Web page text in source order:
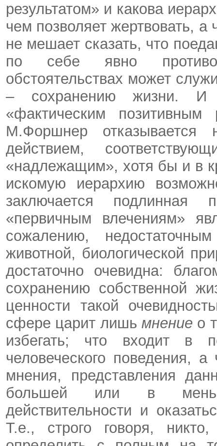
результатом» и какова
чем позволяет жертвовать,
не мешает сказать, что
по себе явно
обстоятельствах может
– сохранению жизни. И
«фактическим
М.Форшнер отказывается
действием,
«надлежащим», хотя бы и в
искомую иерархию
заключается подлинная
«первичным влечениям»
сожалению,
животной, биологической
достаточно очевидна:
сохранению собственной
ценности такой
сфере царит лишь мнение о
избегать; что входит в
человеческого поведения,
мнения, представления
большей или в
действительности и
Т.е., строго говоря,